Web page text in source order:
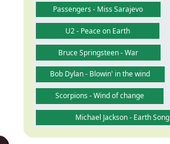
Passengers - Miss Sarajevo
U2 - Peace on Earth
Bruce Springsteen - War
Bob Dylan - Blowin' in the wind
Scorpions - Wind of change
Michael Jackson - Earth Song